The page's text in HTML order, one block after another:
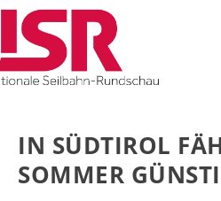
IN SÜDTIROL
SOMMER